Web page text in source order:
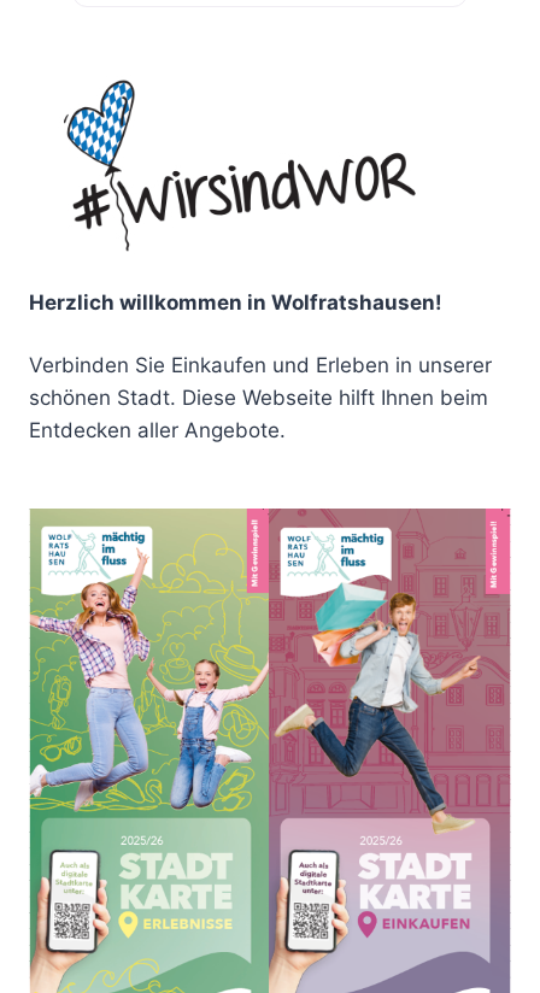
Herzlich willkommen in Wolfratshausen!
Verbinden Sie Einkaufen und Erleben in unserer
schönen Stadt. Diese Webseite hilft Ihnen beim
Entdecken aller Angebote.